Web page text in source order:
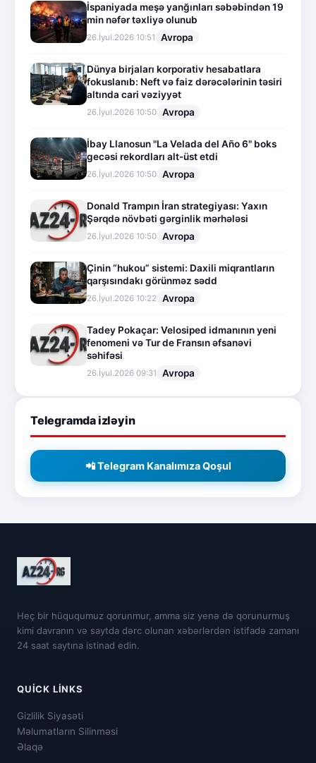
İspaniyada meşə yanğınları səbəbindən 19
min nəfər təxliyə olunub
26.İyul.2026 10:51 Avropa
Dünya birjaları korporativ hesabatlara
fokuslanıb: Neft və faiz dərəcələrinin təsiri
altında cari vəziyyət
26.İyul.2026 10:50 Avropa
İbay Llanosun "La Velada del Año 6" boks
gecəsi rekordları alt-üst etdi
26.İyul.2026 10:50 Avropa
Donald Trampın İran strategiyası: Yaxın
Şərqdə növbəti gərginlik mərhələsi
26.İyul.2026 10:50 Avropa
Çinin “hukou” sistemi: Daxili miqrantların
qarşısındakı görünməz sədd
26.İyul.2026 10:22 Avropa
Tadey Pokaçar: Velosiped idmanının yeni
fenomeni və Tur de Fransın əfsanəvi
səhifəsi
26.İyul.2026 09:31 Avropa
Telegramda izləyin
📲 Telegram Kanalımıza Qoşul
Heç bir hüququmuz qorunmur, amma siz yenə də qorunurmuş
kimi davranın və saytda dərc olunan xəbərlərdən istifadə zamanı
24 saat saytına istinad edin.
QUICK LINKS
Gizlilik Siyasəti
Məlumatların Silinməsi
Əlaqə